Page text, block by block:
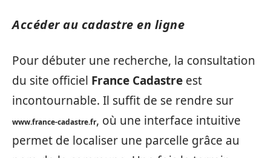
Accéder au cadastre en ligne
Pour débuter une recherche, la consultation
du site officiel France Cadastre est
incontournable. Il suffit de se rendre sur
www.france-cadastre.fr, où une interface intuitive
permet de localiser une parcelle grâce au